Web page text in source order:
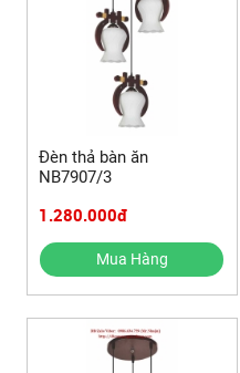
Đèn thả bàn ăn
NB7907/3
1.280.000đ
Mua Hàng